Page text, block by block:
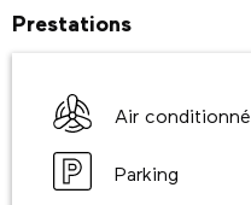
Prestations
Air conditionné
Parking